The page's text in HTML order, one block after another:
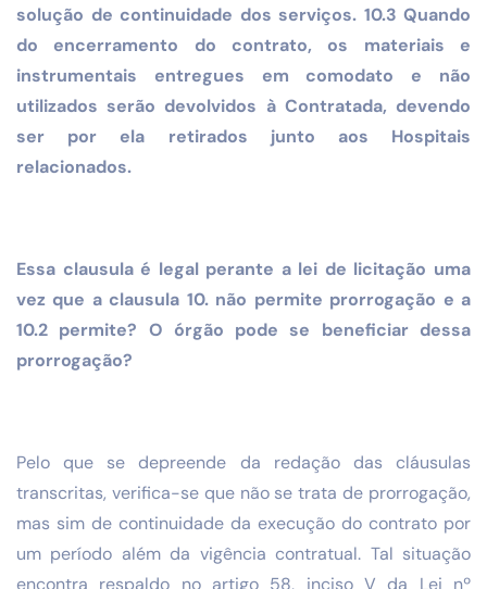
solução de continuidade dos serviços. 10.3 Quando
do encerramento do contrato, os materiais e
instrumentais entregues em comodato e não
utilizados serão devolvidos à Contratada, devendo
ser por ela retirados junto aos Hospitais
relacionados.
Essa clausula é legal perante a lei de licitação uma
vez que a clausula 10. não permite prorrogação e a
10.2 permite? O órgão pode se beneficiar dessa
prorrogação?
Pelo que se depreende da redação das cláusulas
transcritas, verifica-se que não se trata de prorrogação,
mas sim de continuidade da execução do contrato por
um período além da vigência contratual. Tal situação